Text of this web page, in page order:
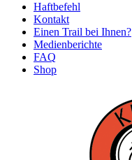
Haftbefehl
Kontakt
Einen Trail bei Ihnen?
Medienberichte
FAQ
Shop